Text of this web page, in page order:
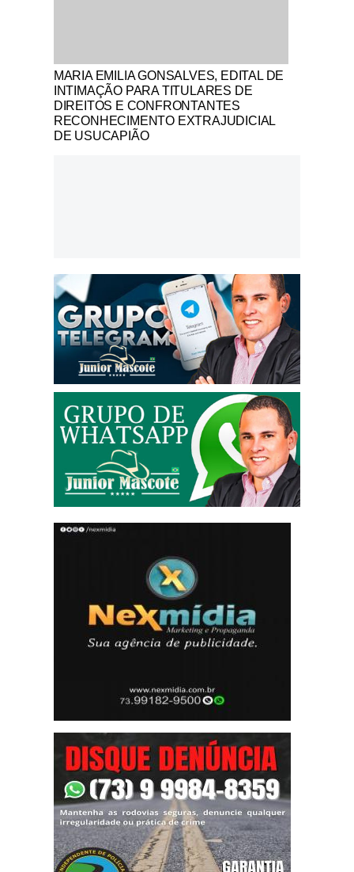
Notícias Católicas
MARIA EMILIA GONSALVES, EDITAL DE
INTIMAÇÃO PARA TITULARES DE
DIREITOS E CONFRONTANTES
RECONHECIMENTO EXTRAJUDICIAL
DE USUCAPIÃO